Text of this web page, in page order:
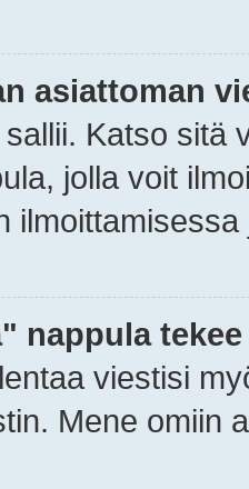
asiattoman
Katso sitä
jolla voit
nappula
viestisi
Mene omiin